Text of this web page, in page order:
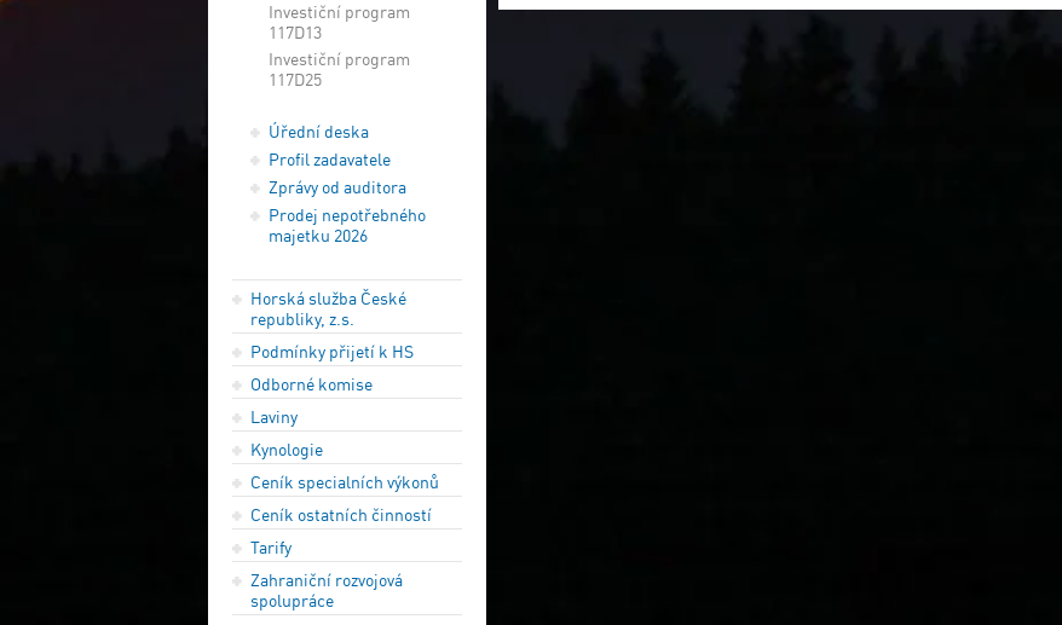
Investiční program
117D13
Investiční program
117D25
Úřední deska
Profil zadavatele
Zprávy od auditora
Prodej nepotřebného
majetku 2026
Horská služba České
republiky, z.s.
Podmínky přijetí k HS
Odborné komise
Laviny
Kynologie
Ceník specialních výkonů
Ceník ostatních činností
Tarify
Zahraniční rozvojová
spolupráce